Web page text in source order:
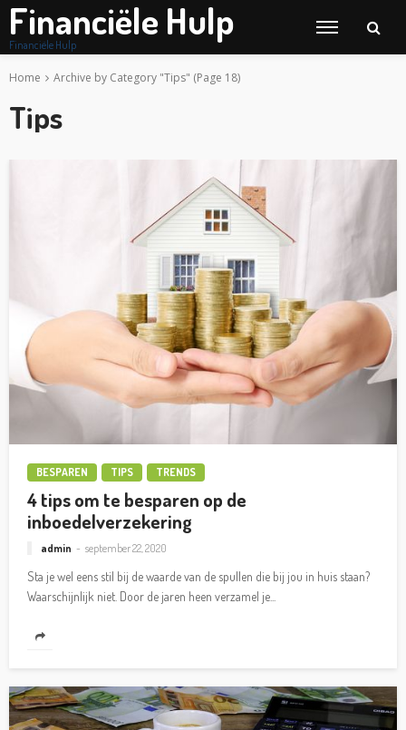
Financiële Hulp
Financiële Hulp
Home Archive by Category "Tips" (Page 18)
Tips
BESPAREN TIPS TRENDS
4 tips om te besparen op de
inboedelverzekering
admin september 22, 2020
Sta je wel eens stil bij de waarde van de spullen die bij jou in huis staan?
Waarschijnlijk niet. Door de jaren heen verzamel je...